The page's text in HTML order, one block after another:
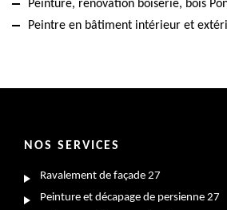
Peinture, rénovation boiserie, bois
Peintre en bâtiment intérieur et
NOS SERVICES
Ravalement de façade 27
Peinture et décapage de persienne 27